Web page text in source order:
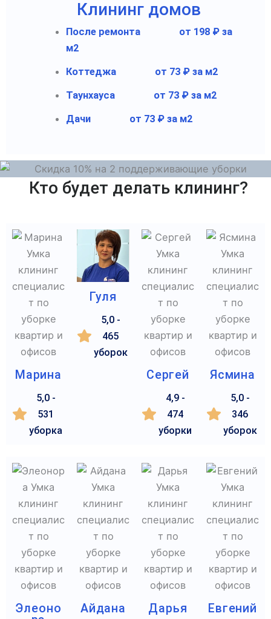
Клининг домов
После ремонта
от 198 ₽ за
м2
Коттеджа от 73 ₽ за м2
Таунхауса от 73 ₽ за м2
Дачи от 73 ₽ за м2
Кто будет делать клининг?
Марина
5,0 -
531
уборка
Гуля
5,0 -
465
уборок
Сергей
4,9 -
474
уборки
Ясмина
5,0 -
346
уборок
Элеоно
Айдана Дарья Евгений